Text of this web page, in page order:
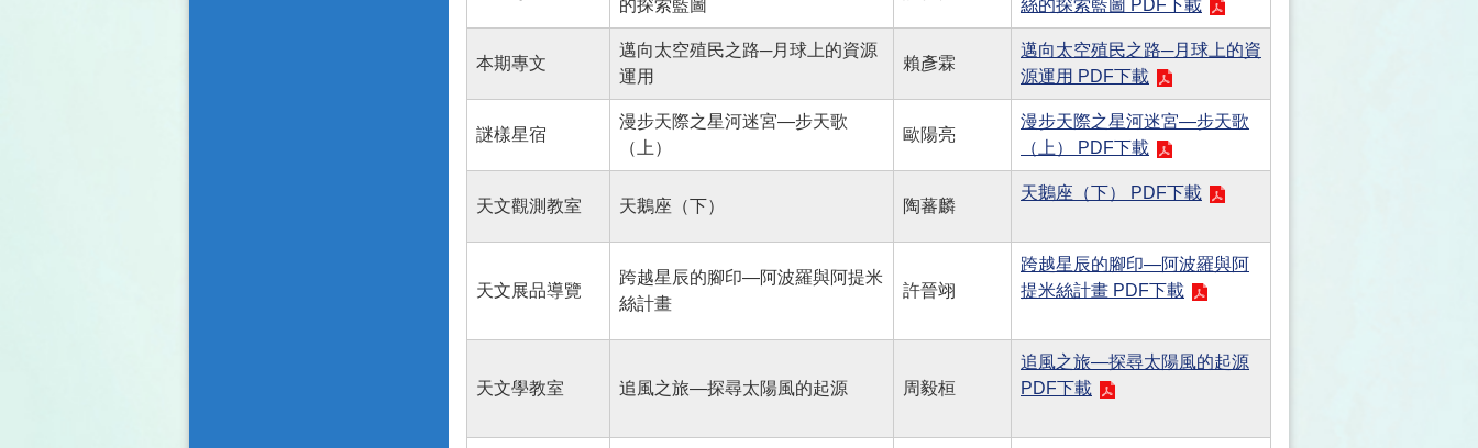
的探索藍圖 絲的探索藍圖 PDF下載
本期專文
邁向太空殖民之路─月球上的資源
運用
賴彥霖
邁向太空殖民之路─月球上的資
源運用 PDF下載
謎樣星宿
漫步天際之星河迷宮—步天歌
（上）
歐陽亮
漫步天際之星河迷宮—步天歌
（上） PDF下載
天文觀測教室 天鵝座（下） 陶蕃麟
天鵝座（下） PDF下載
天文展品導覽
跨越星辰的腳印—阿波羅與阿提米
絲計畫
許晉翊
跨越星辰的腳印—阿波羅與阿
提米絲計畫 PDF下載
天文學教室 追風之旅—探尋太陽風的起源 周毅桓
追風之旅—探尋太陽風的起源
PDF下載